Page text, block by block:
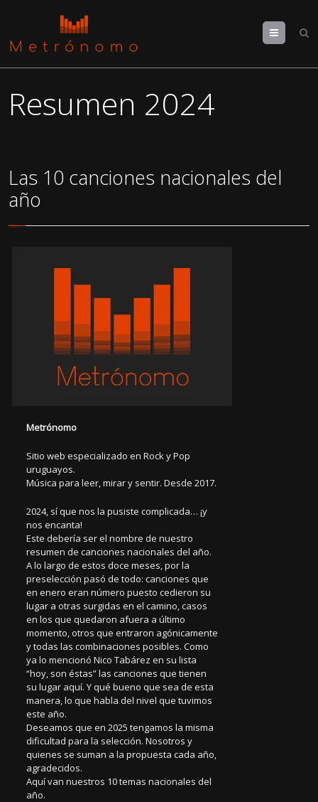
Menu
Resumen 2024
Las 10 canciones nacionales del
año
Metrónomo
Sitio web especializado en Rock y Pop
uruguayos.
Música para leer, mirar y sentir. Desde 2017.
2024, sí que nos la pusiste complicada… ¡y
nos encanta!
Este debería ser el nombre de nuestro
resumen de canciones nacionales del año.
A lo largo de estos doce meses, por la
preselección pasó de todo: canciones que
en enero eran número puesto cedieron su
lugar a otras surgidas en el camino, casos
en los que quedaron afuera a último
momento, otros que entraron agónicamente
y todas las combinaciones posibles. Como
ya lo mencionó Nico Tabárez en su lista
“hoy, son éstas” las canciones que tienen
su lugar aquí. Y qué bueno que sea de esta
manera, lo que habla del nivel que tuvimos
este año.
Deseamos que en 2025 tengamos la misma
dificultad para la selección. Nosotros y
quienes se suman a la propuesta cada año,
agradecidos.
Aquí van nuestros 10 temas nacionales del
año.